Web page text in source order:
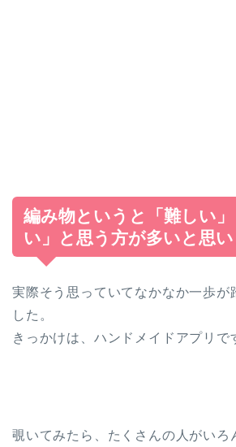
編み物というと「難しい
い」と思う方が多いと思い
実際そう思っていてなかなか一歩が
した。
きっかけは、ハンドメイドアプリで
覗いてみたら、たくさんの人がいろ